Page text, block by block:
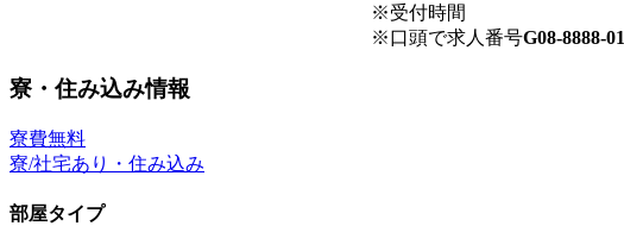
※受付時間
※口頭で求人番号G08-8888-01
寮・住み込み情報
寮費無料
寮/社宅あり・住み込み
部屋タイプ